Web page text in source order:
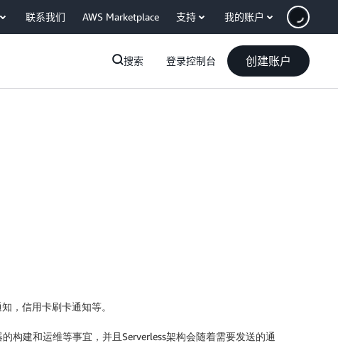
联系我们 AWS Marketplace 支持 我的账户
搜索 登录控制台 创建账户
，信用卡刷卡通知等。
构建和运维等事宜，并且Serverless架构会随着需要发送的通